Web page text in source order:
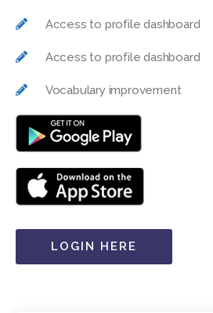
Access to profile dashboard
Access to profile dashboard
Vocabulary improvement
LOGIN HERE